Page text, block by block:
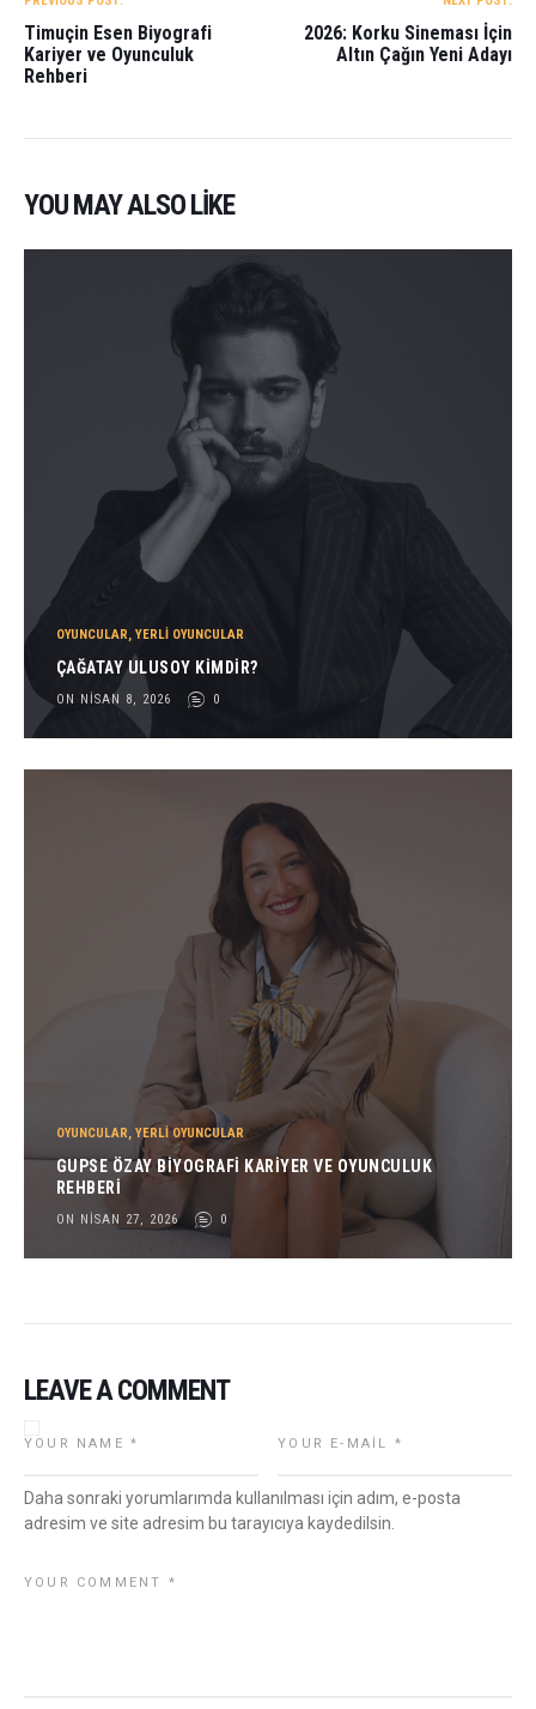
Timuçin Esen Biyografi
Kariyer ve Oyunculuk
Rehberi
2026: Korku Sineması İçin
Altın Çağın Yeni Adayı
YOU MAY ALSO LIKE
OYUNCULAR, YERLI OYUNCULAR
ÇAĞATAY ULUSOY KIMDIR?
ON NISAN 8, 2026 0
OYUNCULAR, YERLI OYUNCULAR
GUPSE ÖZAY BIYOGRAFI KARIYER VE OYUNCULUK
REHBERI
ON NISAN 27, 2026 0
LEAVE A COMMENT
Daha sonraki yorumlarımda kullanılması için adım, e-posta
adresim ve site adresim bu tarayıcıya kaydedilsin.